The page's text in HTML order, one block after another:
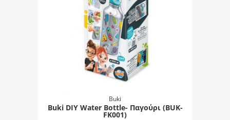
Buki
Buki DIY Water Bottle- Παγούρι (BUK-
FK001)